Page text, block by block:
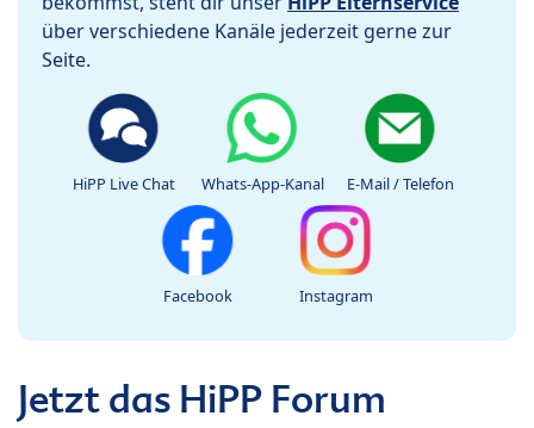
über verschiedene Kanäle jederzeit gerne zur
Seite.
HiPP Live Chat Whats-App-Kanal E-Mail / Telefon
Facebook Instagram
Jetzt das HiPP Forum